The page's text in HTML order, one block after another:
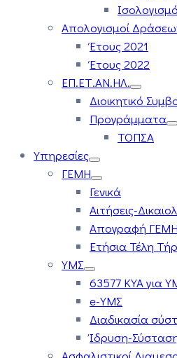
Απολογισμοί
Έτους 2021
Έτους 2022
ΕΠ.ΕΤ.ΑΝ.ΗΛ.
Διοικητικό
Προγράμματα
ΤΟΠΣΑ
Υπηρεσίες
ΓΕΜΗ
Γενικά
Αιτήσεις-
Απογραφή
Ετήσια Τέλη
ΥΜΣ
63577 ΚΥΑ για
e-ΥΜΣ
Διαδικασία
Ίδρυση-